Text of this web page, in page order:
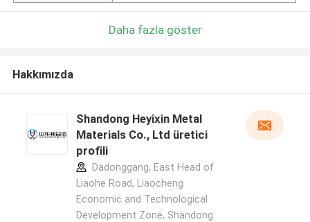
Daha fazla göster
Hakkımızda
Shandong Heyixin Metal
Materials Co., Ltd üretici
profili
Dadonggang, East Head of
Liaohe Road, Liaocheng
Economic and Technological
Development Zone, Shandong